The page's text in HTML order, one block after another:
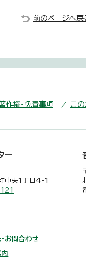
前のページへ戻
作権・免責事項 こ
ー
中央1丁目4-1
お問合わせ
内